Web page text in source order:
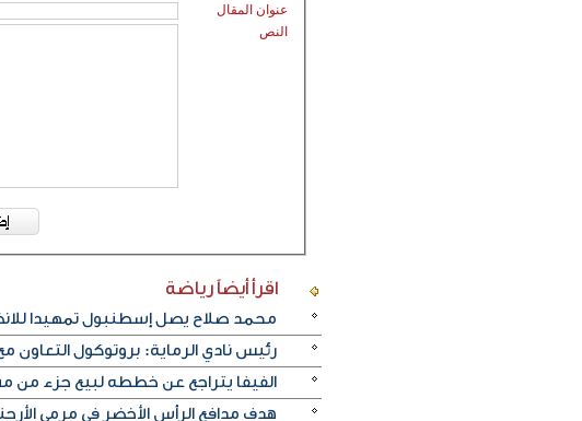
عنوان المقال
النص
اقرأ أيضاًرياضة
محمد صلاح يصل إسطنبول تمهيدا
رئيس نادي الرماية: بروتوكول
الفيفا يتراجع عن خططه لبيع جزء من
هدف مدافع الرأس الأخضر في مرمى